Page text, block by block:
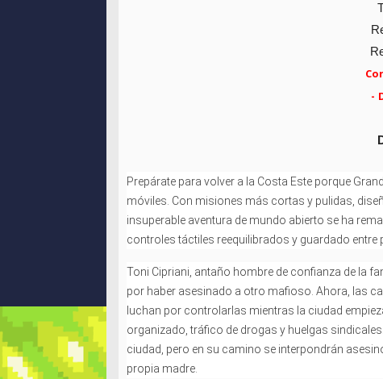
-
Prepárate para volver a la Costa Este porque
móviles. Con misiones más cortas y pulidas,
insuperable aventura de mundo abierto se ha
controles táctiles reequilibrados y guardado entre
Toni Cipriani, antaño hombre de confianza de la
por haber asesinado a otro mafioso. Ahora, las
luchan por controlarlas mientras la ciudad
organizado, tráfico de drogas y huelgas
ciudad, pero en su camino se interpondrán
propia madre.